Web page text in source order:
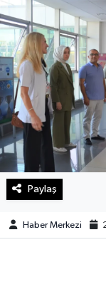
Paylaş
Haber Merkezi
Otomobil
Sağlık
Teknoloji
Yaşam